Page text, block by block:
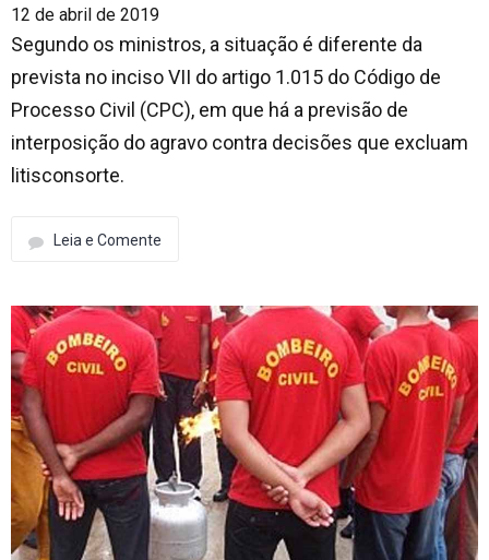
12 de abril de 2019
Segundo os ministros, a situação é diferente da
prevista no inciso VII do artigo 1.015 do Código de
Processo Civil (CPC), em que há a previsão de
interposição do agravo contra decisões que excluam
litisconsorte.
Leia e Comente